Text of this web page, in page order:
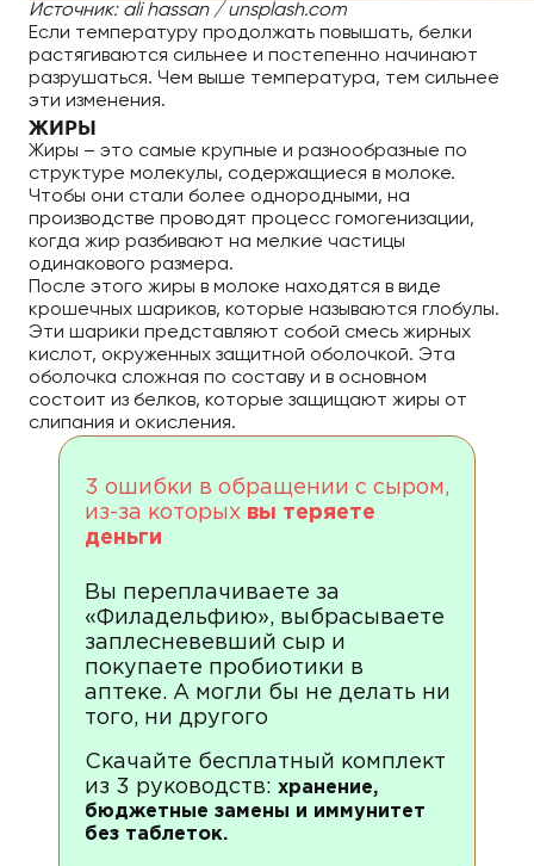
Источник: ali hassan / unsplash.com
Если температуру продолжать повышать, белки
растягиваются сильнее и постепенно начинают
разрушаться. Чем выше температура, тем сильнее
эти изменения.
ЖИРЫ
Жиры – это самые крупные и разнообразные по
структуре молекулы, содержащиеся в молоке.
Чтобы они стали более однородными, на
производстве проводят процесс гомогенизации,
когда жир разбивают на мелкие частицы
одинакового размера.
После этого жиры в молоке находятся в виде
крошечных шариков, которые называются глобулы.
Эти шарики представляют собой смесь жирных
кислот, окруженных защитной оболочкой. Эта
оболочка сложная по составу и в основном
состоит из белков, которые защищают жиры от
слипания и окисления.
3 ошибки в обращении с сыром,
из-за которых вы теряете
деньги
Вы переплачиваете за
«Филадельфию», выбрасываете
заплесневевший сыр и
покупаете пробиотики в
аптеке. А могли бы не делать ни
того, ни другого
Скачайте бесплатный комплект
из 3 руководств: хранение,
бюджетные замены и иммунитет
без таблеток.